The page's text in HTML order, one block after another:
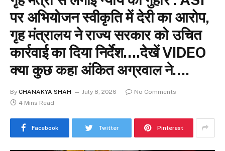
पर अभियोजन स्वीकृति में देरी का आरोप,
गृह मंत्रालय ने राज्य सरकार को उचित
कार्रवाई का दिया निर्देश….देखें VIDEO
क्या कुछ कहा अंकित अग्रवाल ने….
By CHANAKYA SHAH July 8, 2026
No Comments
4 Mins Read
Facebook Twitter Pinterest